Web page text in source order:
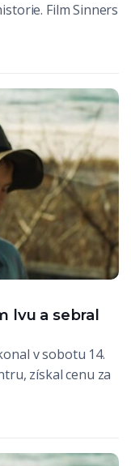
Film Sinners
lvu a sebral
v sobotu 14.
získal cenu za